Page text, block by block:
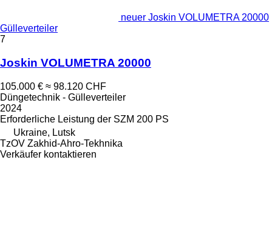
neuer Joskin VOLUMETRA 20000
Gülleverteiler
7
Joskin VOLUMETRA 20000
105.000 € ≈ 98.120 CHF
Düngetechnik - Gülleverteiler
2024
Erforderliche Leistung der SZM 200 PS
Ukraine, Lutsk
TzOV Zakhid-Ahro-Tekhnika
Verkäufer kontaktieren